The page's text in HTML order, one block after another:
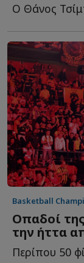
Basketball
Οπαδοί
την ήττα